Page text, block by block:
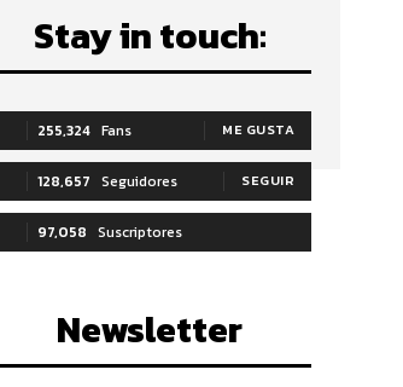
Stay in touch:
255,324 Fans ME GUSTA
128,657 Seguidores SEGUIR
97,058 Suscriptores
Newsletter